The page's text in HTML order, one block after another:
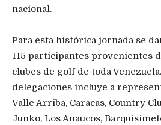
nacional.
Para esta histórica jornada se
115 participantes provenientes
clubes de golf de toda
delegaciones incluye a
Valle Arriba, Caracas, Country
Junko, Los Anaucos,